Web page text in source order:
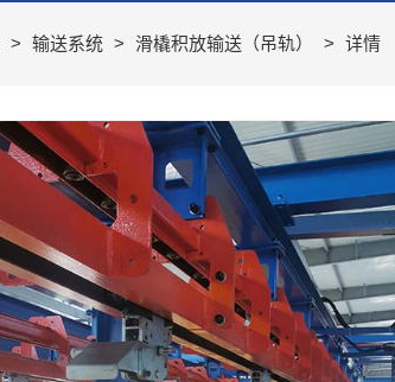
> 输送系统 > 滑橇积放输送（吊轨） > 详情